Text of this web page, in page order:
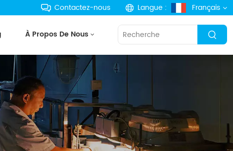
Contactez-nous Langue : Français
русский
À Propos De Nous